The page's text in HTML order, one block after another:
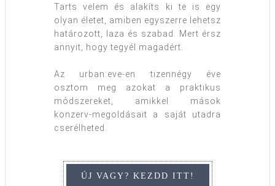
Tarts velem és alakíts ki te is egy
olyan életet, amiben egyszerre lehetsz
határozott, laza és szabad. Mert érsz
annyit, hogy tegyél magadért.
Az urban:eve-en tizennégy éve
osztom meg azokat a praktikus
módszereket, amikkel mások
konzerv-megoldásait a saját utadra
cserélheted.